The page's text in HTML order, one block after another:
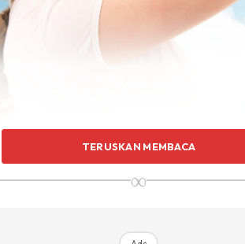
TERUSKAN MEMBACA
∞